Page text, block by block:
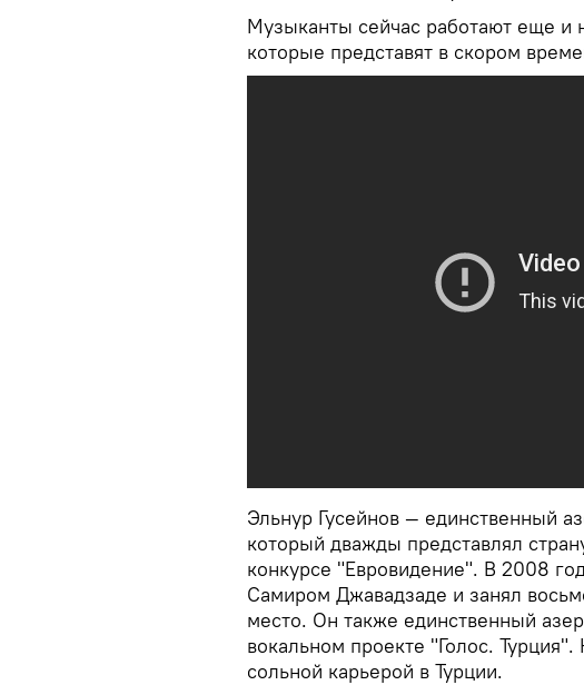
Музыканты сейчас работают еще и
которые представят в скором
Эльнур Гусейнов — единственный
который дважды представлял
конкурсе "Евровидение". В 2008
Самиром Джавадзаде и занял
место. Он также единственный
вокальном проекте "Голос.
сольной карьерой в Турции.